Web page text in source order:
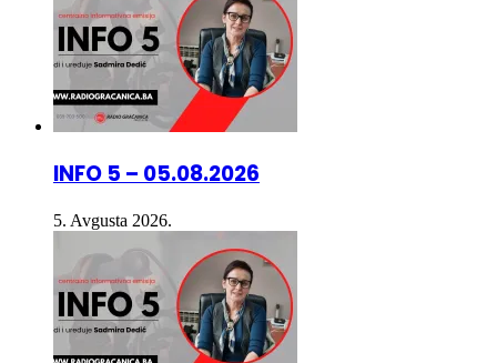
INFO 5 – 05.08.2026
5. Avgusta 2026.